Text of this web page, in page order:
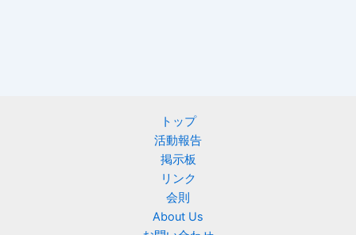
トップ
活動報告
掲示板
リンク
会則
About Us